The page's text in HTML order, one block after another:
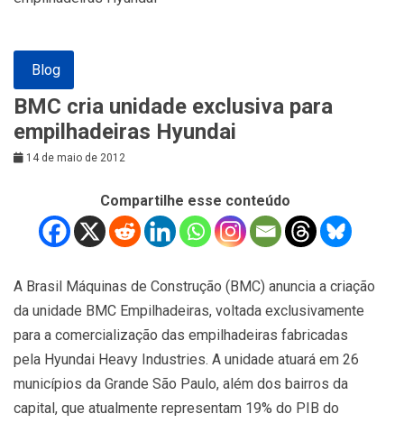
Blog
BMC cria unidade exclusiva para
empilhadeiras Hyundai
14 de maio de 2012
Compartilhe esse conteúdo
A Brasil Máquinas de Construção (BMC) anuncia a criação
da unidade BMC Empilhadeiras, voltada exclusivamente
para a comercialização das empilhadeiras fabricadas
pela Hyundai Heavy Industries. A unidade atuará em 26
municípios da Grande São Paulo, além dos bairros da
capital, que atualmente representam 19% do PIB do